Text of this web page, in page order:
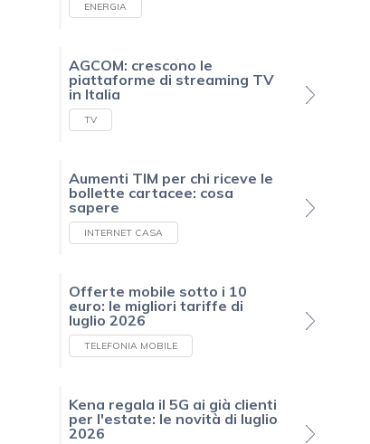
ENERGIA
AGCOM: crescono le
piattaforme di streaming TV
in Italia
TV
Aumenti TIM per chi riceve le
bollette cartacee: cosa
sapere
INTERNET CASA
Offerte mobile sotto i 10
euro: le migliori tariffe di
luglio 2026
TELEFONIA MOBILE
Kena regala il 5G ai già clienti
per l'estate: le novità di luglio
2026